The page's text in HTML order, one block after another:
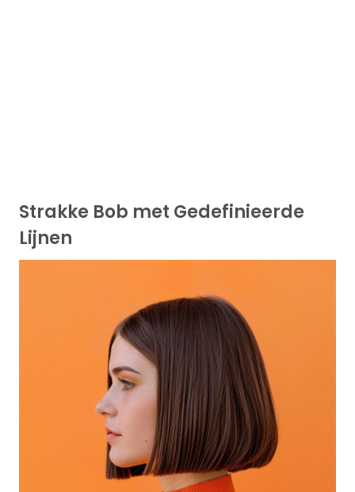
Strakke Bob met Gedefinieerde
Lijnen